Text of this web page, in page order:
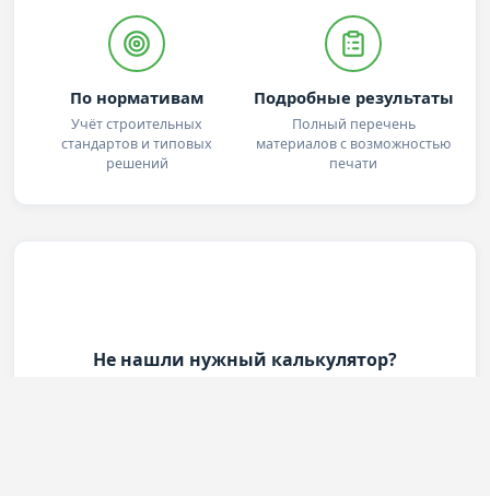
По нормативам
Учёт строительных
стандартов и типовых
решений
Подробные результаты
Полный перечень
материалов с возможностью
печати
Не нашли нужный калькулятор?